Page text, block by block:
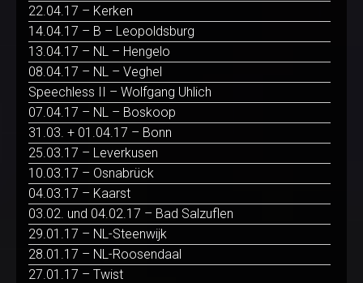
22.04.17 – Kerken
14.04.17 – B – Leopoldsburg
13.04.17 – NL – Hengelo
08.04.17 – NL – Veghel
Speechless II – Wolfgang Uhlich
07.04.17 – NL – Boskoop
31.03. + 01.04.17 – Bonn
25.03.17 – Leverkusen
10.03.17 – Osnabrück
04.03.17 – Kaarst
03.02. und 04.02.17 – Bad Salzuflen
29.01.17 – NL-Steenwijk
28.01.17 – NL-Roosendaal
27.01.17 – Twist